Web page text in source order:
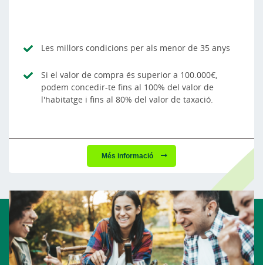
Les millors condicions per als menor de 35 anys
Si el valor de compra és superior a 100.000€,
podem concedir-te fins al 100% del valor de
l'habitatge i fins al 80% del valor de taxació.
Més informació